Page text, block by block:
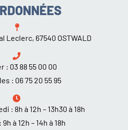
Leclerc, 67540 OSTWALD
: 03 88 55 00 00
: 06 75 20 55 95
: 8h à 12h – 13h30 à 18h
à 12h – 14h à 18h